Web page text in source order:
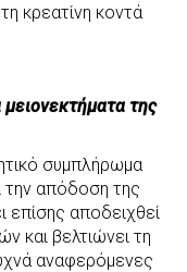
κρεατίνη κοντά
της
συμπλήρωμα
την απόδοση της
επίσης αποδειχθεί
και βελτιώνει τη
αναφερόμενες